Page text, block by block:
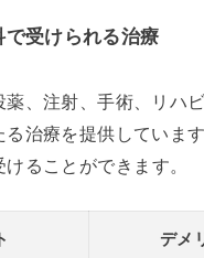
受けられる治療
薬、注射、手術、リハ
る治療を提供していま
けることができます。
デメ